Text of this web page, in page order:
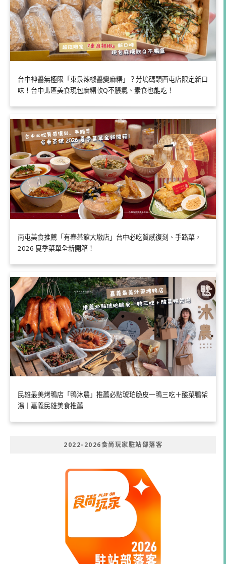
台中神醬無極限「東泉辣椒醬變麻糬」？芳塢碼頭西屯店限定新口
味！台中北區美食現包麻糬軟Q不脹氣、素食也能吃！
南屯美食推薦「有春茶館大墩店」台中必吃質感復刻、手路菜，
2026 夏季菜單全新開箱！
民雄最美烤鴨店「鴨沐農」推薦必點琥珀脆皮一鴨三吃＋酸菜鴨架
湯｜嘉義民雄美食推薦
2022-2026食尚玩家駐站部落客